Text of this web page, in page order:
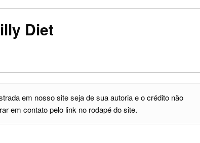
Diet
em nosso site seja de sua autoria e o crédito não
em contato pelo link no rodapé do site.